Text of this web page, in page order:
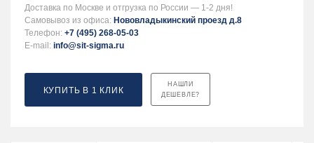
Доставка по Москве и отгрузка по России — 1-2 дня!
Самовывоз из офиса: Нововладыкинский проезд д.8
Телефон: +7 (495) 268-05-03
E-mail: info@sit-sigma.ru
КУПИТЬ В 1 КЛИК
НАШЛИ
ДЕШЕВЛЕ?